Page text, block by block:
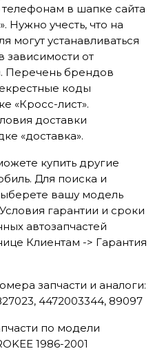
в шапке сайта
Нужно учесть, что на
могут устанавливаться
зависимости от
Перечень брендов
коды
«Кросс-лист».
доставки
«доставка».
купить другие
Для поиска и
вашу модель
гарантии и сроки
автозапчастей
Клиентам -> Гарантия
запчасти и аналоги:
4472003344, 89097
по модели
1986-2001